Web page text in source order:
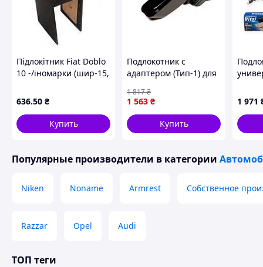
Підлокітник Fiat Doblo
10 -/іномарки (шир-15,
636.50 ₴
Купить
Подлокотник с
адаптером (Тип-1) для
2003-2009 гг
1 563 ₴
1 817₴
Купить
1 971
Популярные производители в категории
Niken Noname Armrest Собственное
Razzar Opel Audi
ТОП теги